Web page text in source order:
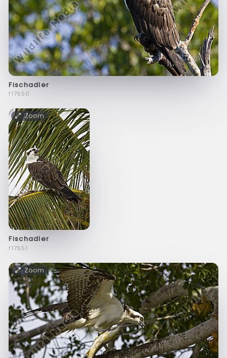
Fischadler
f17550
Zoom
Fischadler
f17551
Zoom